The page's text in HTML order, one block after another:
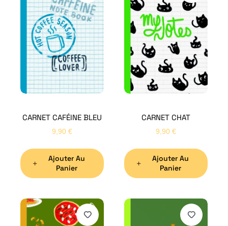
CARNET CAFÉINE BLEU
9,90 €
Ajouter Au
Panier
CARNET CHAT
9,90 €
Ajouter Au
Panier